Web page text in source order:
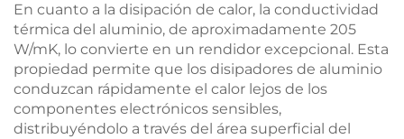
En cuanto a la disipación de calor, la conductividad
térmica del aluminio, de aproximadamente 205
W/mK, lo convierte en un rendidor excepcional. Esta
propiedad permite que los disipadores de aluminio
conduzcan rápidamente el calor lejos de los
componentes electrónicos sensibles,
distribuyéndolo a través del área superficial del